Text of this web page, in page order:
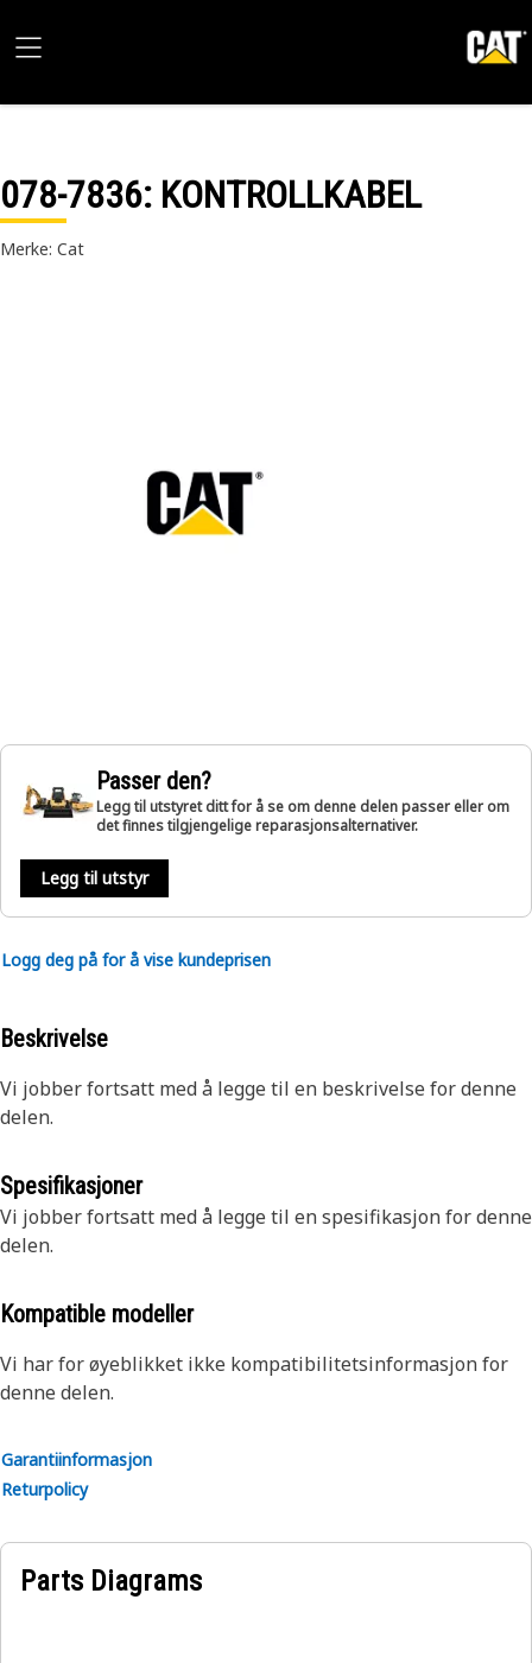
078-7836: KONTROLLKABEL
Merke: Cat
Passer den?
Legg til utstyret ditt for å se om denne delen passer eller om
det finnes tilgjengelige reparasjonsalternativer.
Legg til utstyr
Logg deg på for å vise kundeprisen
Beskrivelse
Vi jobber fortsatt med å legge til en beskrivelse for denne
delen.
Spesifikasjoner
Vi jobber fortsatt med å legge til en spesifikasjon for denne
delen.
Kompatible modeller
Vi har for øyeblikket ikke kompatibilitetsinformasjon for
denne delen.
Garantiinformasjon
Returpolicy
Parts Diagrams